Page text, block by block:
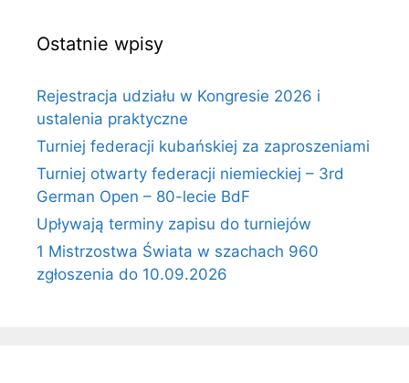
Ostatnie wpisy
Rejestracja udziału w Kongresie 2026 i
ustalenia praktyczne
Turniej federacji kubańskiej za zaproszeniami
Turniej otwarty federacji niemieckiej – 3rd
German Open – 80-lecie BdF
Upływają terminy zapisu do turniejów
1 Mistrzostwa Świata w szachach 960
zgłoszenia do 10.09.2026